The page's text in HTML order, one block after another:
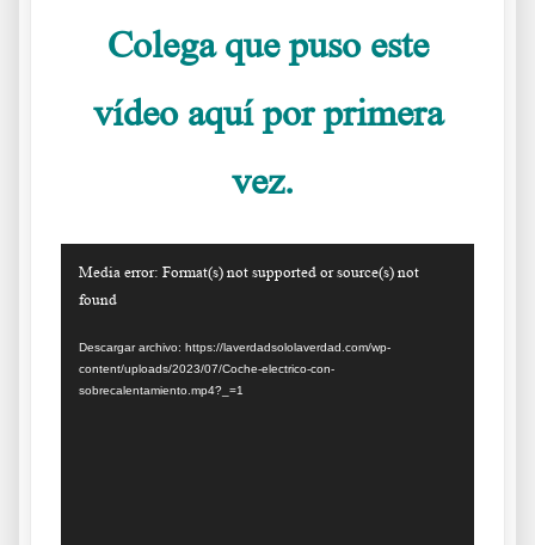
Colega que puso este
vídeo aquí por primera
vez.
Media error: Format(s) not supported or source(s) not
found
Descargar archivo: https://laverdadsololaverdad.com/wp-
content/uploads/2023/07/Coche-electrico-con-
sobrecalentamiento.mp4?_=1